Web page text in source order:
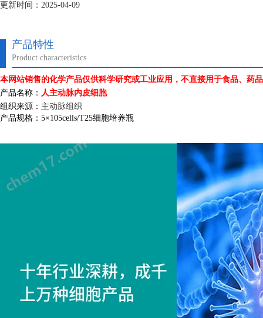
更新时间：2025-04-09
产品特性
Product characteristics
本网站销售的化学产品仅供科学研究或工业应用，不直接用于食品、药
产品名称： 人主动脉内皮细胞
组织来源： 主动脉组织
产品规格： 5×105cells/T25细胞培养瓶